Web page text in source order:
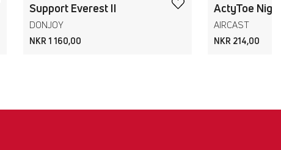
Support Everest II
DONJOY
NKR 1 160,00
ActyToe
AIRCAST
NKR 214,00